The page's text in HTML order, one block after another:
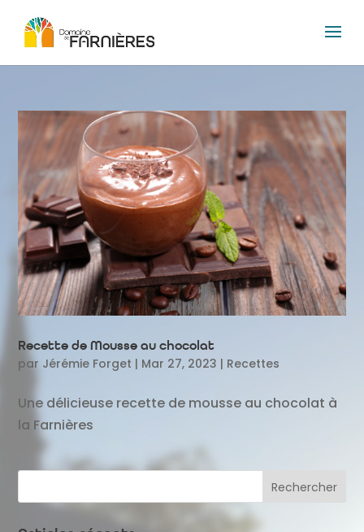
Recette de Mousse au chocolat
par Jérémie Forget | Mar 27, 2023 | Recettes
Une délicieuse recette de mousse au chocolat à
la Farnières